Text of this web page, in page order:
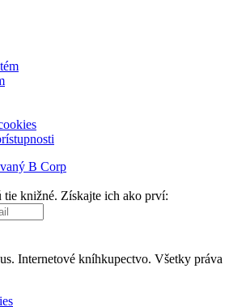
B Corp
knižné. Získajte ich ako prví:
Internetové kníhkupectvo. Všetky práva